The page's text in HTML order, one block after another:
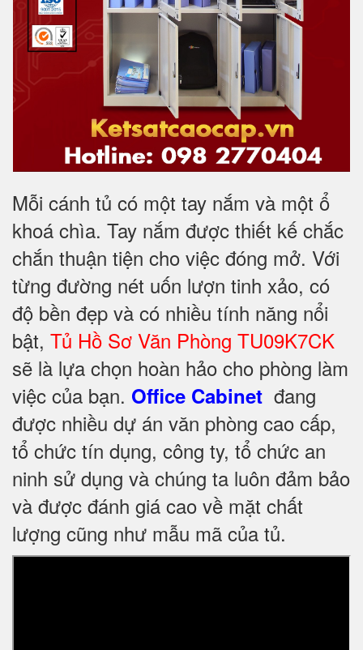
Mỗi cánh tủ có một tay nắm và một ổ
khoá chìa. Tay nắm được thiết kế chắc
chắn thuận tiện cho việc đóng mở. Với
từng đường nét uốn lượn tinh xảo, có
độ bền đẹp và có nhiều tính năng nổi
bật, Tủ Hồ Sơ Văn Phòng TU09K7CK
sẽ là lựa chọn hoàn hảo cho phòng làm
việc của bạn. Office Cabinet đang
được nhiều dự án văn phòng cao cấp,
tổ chức tín dụng, công ty, tổ chức an
ninh sử dụng và chúng ta luôn đảm bảo
và được đánh giá cao về mặt chất
lượng cũng như mẫu mã của tủ.